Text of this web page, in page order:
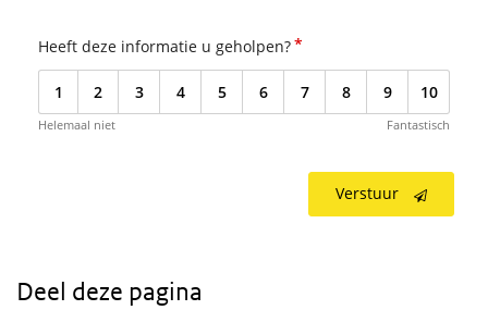
Heeft deze informatie u geholpen?*
1 2 3 4 5 6 7 8 9 10
Helemaal niet Fantastisch
Verstuur
Deel deze pagina